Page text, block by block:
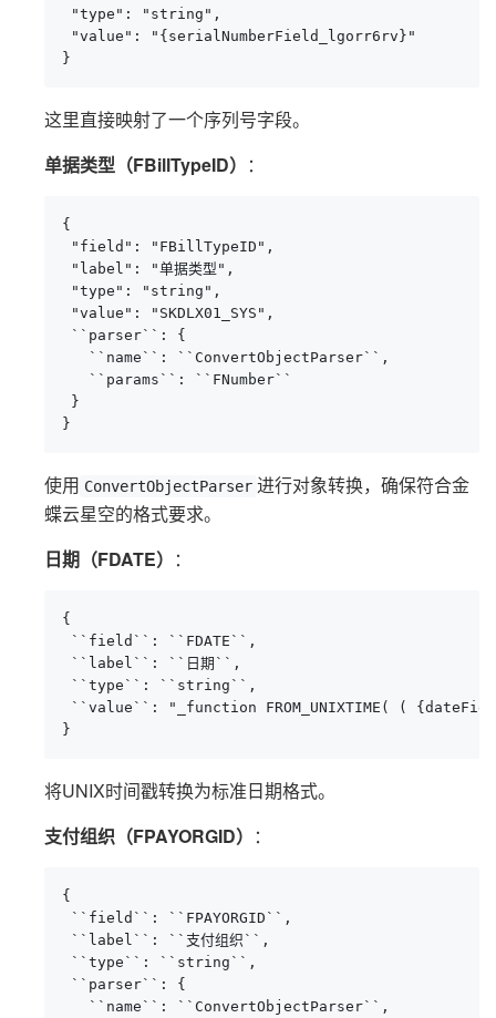
"type": "string",
"value": "{serialNumberField_lgorr6rv}"
}
这里直接映射了一个序列号字段。
单据类型（FBillTypeID） ：
{
"field": "FBillTypeID",
"label": "单据类型",
"type": "string",
"value": "SKDLX01_SYS",
``parser``: {
   ``name``: ``ConvertObjectParser``,
   ``params``: ``FNumber``
}
}
使用 ConvertObjectParser 进行对象转换，确保符合金
蝶云星空的格式要求。
日期（FDATE） ：
{
``field``: ``FDATE``,
``label``: ``日期``,
``type``: ``string``,
``value``: "_function FROM_UNIXTIME( (
}
将UNIX时间戳转换为标准日期格式。
支付组织（FPAYORGID） ：
{
``field``: ``FPAYORGID``,
``label``: ``支付组织``,
``type``: ``string``,
``parser``: {
   ``name``: ``ConvertObjectParser``,